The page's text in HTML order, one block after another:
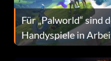
Für „Palworld“ sind
Handyspiele in
dafür.